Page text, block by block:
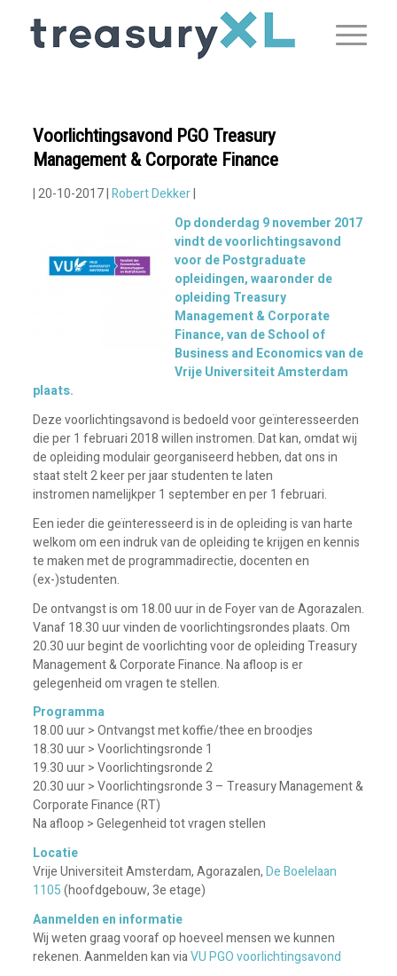
Voorlichtingsavond PGO Treasury
Management & Corporate Finance
| 20-10-2017 |Robert Dekker|
Op donderdag 9 november 2017
vindt de voorlichtingsavond
voor de Postgraduate
opleidingen, waaronder de
opleiding Treasury
Management & Corporate
Finance, van de School of
Business and Economics van de
Vrije Universiteit Amsterdam
plaats.
Deze voorlichtingsavond is bedoeld voor geïnteresseerden
die per 1 februari 2018 willen instromen. Dat kan, omdat wij
de opleiding modulair georganiseerd hebben, dat ons in
staat stelt 2 keer per jaar studenten te laten
instromen namelijkper 1 september en per 1 februari.
Een ieder die geïnteresseerd is in de opleiding is van harte
welkom om een indruk van de opleiding te krijgen en kennis
te maken met de programmadirectie, docenten en
(ex-)studenten.
De ontvangst is om 18.00 uur in de Foyer van de Agorazalen.
Vanaf 18.30 uur vinden de voorlichtingsrondes plaats. Om
20.30 uur begint de voorlichting voor de opleiding Treasury
Management & Corporate Finance. Na afloop is er
gelegenheid om vragen te stellen.
Programma
18.00 uur > Ontvangst met koffie/thee en broodjes
18.30 uur > Voorlichtingsronde 1
19.30 uur > Voorlichtingsronde 2
20.30 uur > Voorlichtingsronde 3 – Treasury Management &
Corporate Finance (RT)
Na afloop > Gelegenheid tot vragen stellen
Locatie
Vrije Universiteit Amsterdam, Agorazalen,De Boelelaan
1105(hoofdgebouw, 3e etage)
Aanmelden en informatie
Wij weten graag vooraf op hoeveel mensen we kunnen
rekenen. Aanmelden kan viaVU PGO voorlichtingsavond